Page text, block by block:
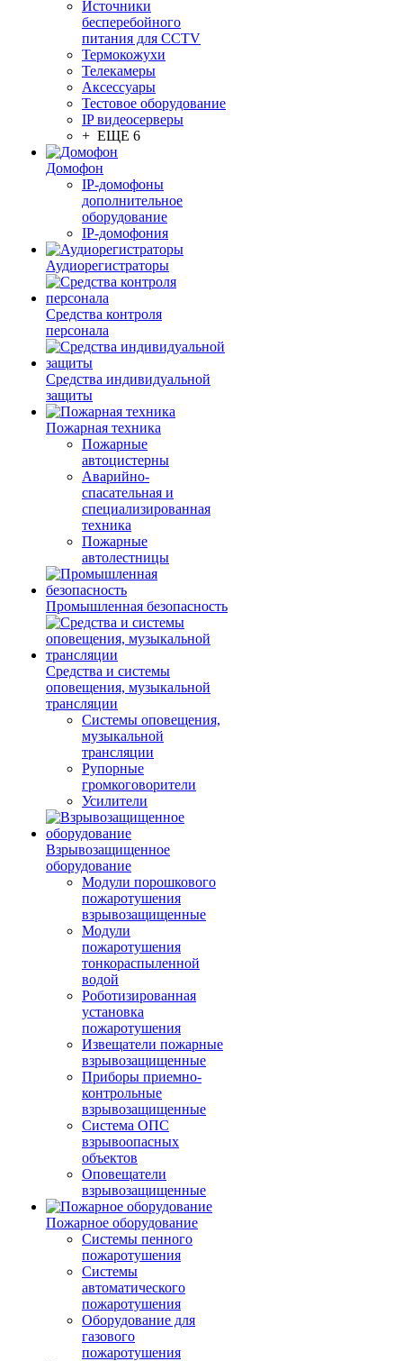
Источники
бесперебойного
питания для CCTV
Термокожухи
Телекамеры
Аксессуары
Тестовое оборудование
IP видеосерверы
+ ЕЩЕ 6
Домофон
IP-домофоны
дополнительное
оборудование
IP-домофония
Аудиорегистраторы
Средства контроля
персонала
Средства индивидуальной
защиты
Пожарная техника
Пожарные
автоцистерны
Аварийно-
спасательная и
специализированная
техника
Пожарные
автолестницы
Промышленная безопасность
Средства и системы
оповещения, музыкальной
трансляции
Системы оповещения,
музыкальной
трансляции
Рупорные
громкоговорители
Усилители
Взрывозащищенное
оборудование
Модули порошкового
пожаротушения
взрывозащищенные
Модули
пожаротушения
тонкораспыленной
водой
Роботизированная
установка
пожаротушения
Извещатели пожарные
взрывозащищенные
Приборы приемно-
контрольные
взрывозащищенные
Система ОПС
взрывоопасных
объектов
Оповещатели
взрывозащищенные
Пожарное оборудование
Системы пенного
пожаротушения
Системы
автоматического
пожаротушения
Оборудование для
газового
пожаротушения